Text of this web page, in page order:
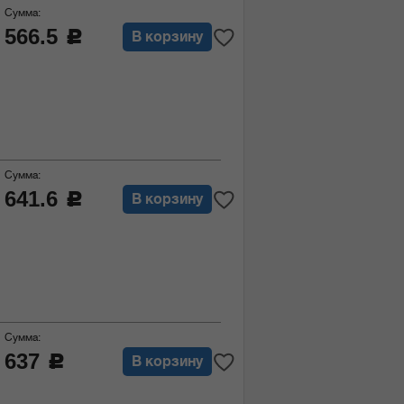
Сумма:
566.5 c В корзину
Сумма:
641.6 c В корзину
Сумма:
637 c В корзину